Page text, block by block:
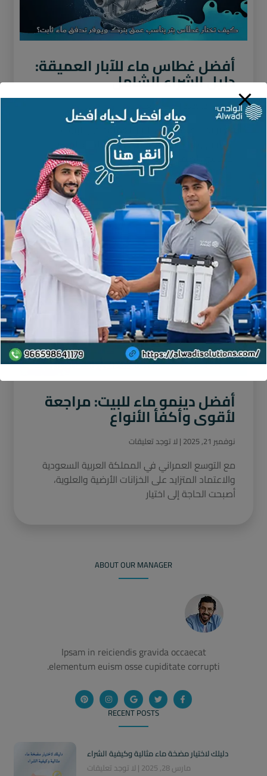
أفضل غطاس ماء للآبار العميقة:
دليل الشراء الشامل
نوفمبر 21, 2025 لا توجد تعليقات
مع تزايد الاعتماد على الآبار العميقة في البيوت
والمزارع والاستراحات، أصبح غطاس الماء الجهاز
الأساسي لضمان استخراج
أفضل دينمو ماء للبيت: مراجعة
لأقوى وأكفأ الأنواع
نوفمبر 21, 2025 لا توجد تعليقات
مع التوسع العمراني في المملكة العربية السعودية
والاعتماد المتزايد على الخزانات الأرضية والعلوية،
أصبحت الحاجة إلى اختيار
ABOUT OUR MANAGER
Ipsam in reiciendis gravida occaecat
elementum euism osse cupiditate corrupti.
RECENT POSTS
دليلك لاختيار مضخة ماء مثالية وكيفية الشراء
مارس 28, 2025
لا توجد تعليقات